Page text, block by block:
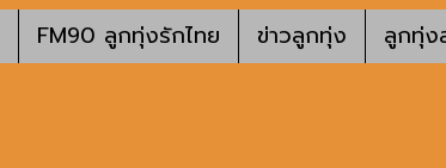
FM90 ลูกทุ่งรักไทย ข่าวลูกทุ่ง ลูกทุ่ง